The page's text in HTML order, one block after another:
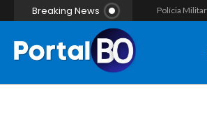
Breaking News